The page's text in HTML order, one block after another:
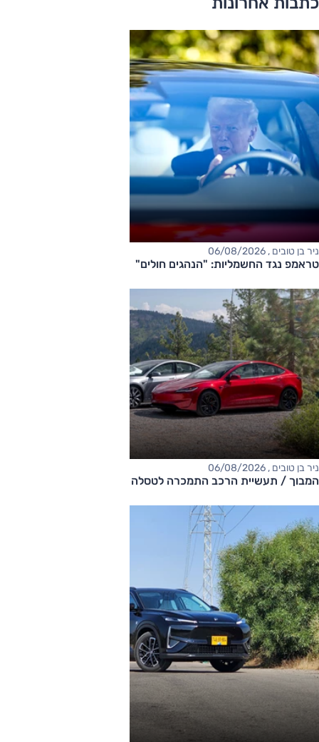
ניר בן טובים , 06/08/2026
טראמפ נגד החשמליות: "הנהגים חולים"
ניר בן טובים , 06/08/2026
המבוך / תעשיית הרכב התמכרה לטסלה ואיבדה את המקוריות